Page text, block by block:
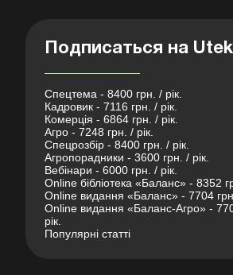
Подписаться на
Спецтема - 8400 грн. / рік.
Кадровик - 7116 грн. / рік.
Комерція - 6864 грн. / рік.
Агро - 7248 грн. / рік.
Спецрозбір - 8400 грн. / рік.
Агропорадники - 3600 грн. / рік.
Вебінари - 6000 грн. / рік.
Online бібліотека «Баланс» - 8352
Online видання «Баланс» - 7704
Online видання «Баланс-Агро» -
рік.
Популярні статті